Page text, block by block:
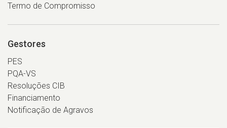
Termo de Compromisso
Gestores
PES
PQA-VS
Resoluções CIB
Financiamento
Notificação de Agravos